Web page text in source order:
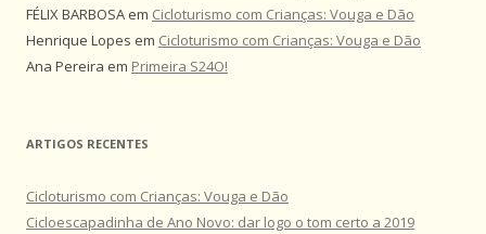
FÉLIX BARBOSA em Cicloturismo com Crianças: Vouga e Dão
Henrique Lopes em Cicloturismo com Crianças: Vouga e Dão
Ana Pereira em Primeira S24O!
ARTIGOS RECENTES
Cicloturismo com Crianças: Vouga e Dão
Cicloescapadinha de Ano Novo: dar logo o tom certo a 2019